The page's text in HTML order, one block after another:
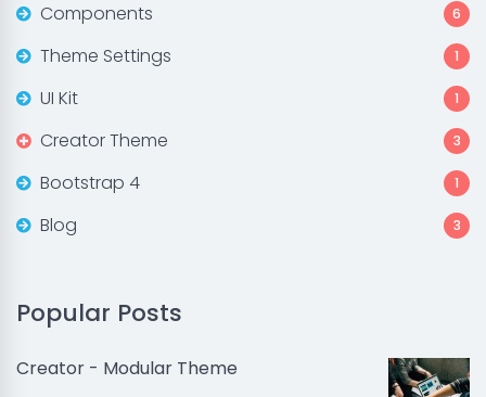
Components 6
Theme Settings 1
UI Kit 1
Creator Theme 3
Bootstrap 4 1
Blog 3
Popular Posts
Creator - Modular Theme